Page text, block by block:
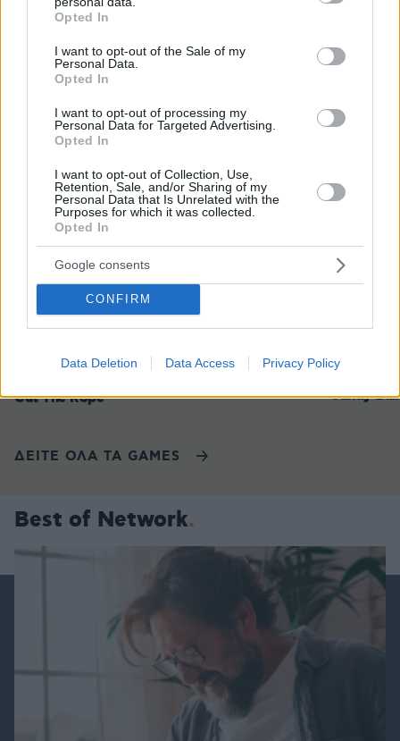
grant or deny consent to Google and its third-party tags to
use your data for below specified purposes in below Google
consent section.
Opted In
I want to opt-out of the Sale of my
Personal Data.
Opted In
I want to opt-out of processing my
Personal Data for Targeted Advertising.
Opted In
I want to opt-out of Collection, Use,
Retention, Sale, and/or Sharing of my
Personal Data that Is Unrelated with the
Purposes for which it was collected.
Opted In
Google consents
CONFIRM
Data Deletion Data Access Privacy Policy
Τρίπολης – Σπάρτης: Νεκρός ο
48χρονος οδηγός, τραυματισμένος ο
συνοδηγός
07.08.2026, 11:05 6
Games
Cut The Rope Candy
ΔΕΙΤΕ ΟΛΑ ΤΑ GAMES
Best of Network